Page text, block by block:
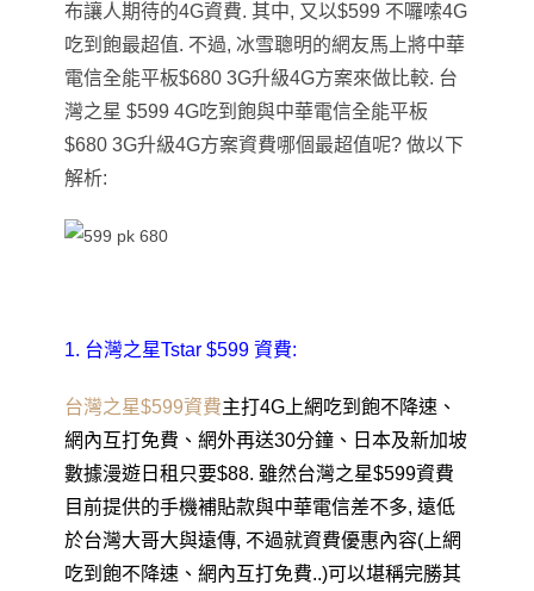
布讓人期待的4G資費. 其中, 又以$599 不囉嗦4G
吃到飽最超值. 不過, 冰雪聰明的網友馬上將中華
電信全能平板$680 3G升級4G方案來做比較. 台
灣之星 $599 4G吃到飽與中華電信全能平板
$680 3G升級4G方案資費哪個最超值呢? 做以下
解析:
1. 台灣之星Tstar $599 資費:
台灣之星$599資費主打4G上網吃到飽不降速 、
網內互打免費 、 網外再送30分鐘 、 日本及新加坡
數據漫遊日租只要$88. 雖然台灣之星$599資費
目前提供的手機補貼款與中華電信差不多, 遠低
於台灣大哥大與遠傳, 不過就資費優惠內容(上網
吃到飽不降速 、 網內互打免費..)可以堪稱完勝其